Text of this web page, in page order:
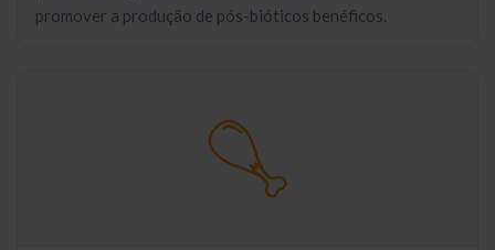
promover a produção de pós-bióticos benéficos.